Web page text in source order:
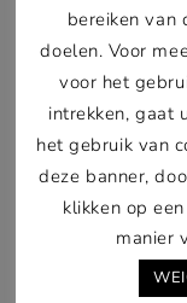
ruime
hoeft te
Bovendien zijn
veiligheid en
hart kunt
bereiken van
doelen. Voor
voor het
intrekken, gaat
het gebruik van
deze banner,
klikken op
manier